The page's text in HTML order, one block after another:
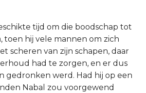
tijd om die boodschap tot
toen hij vele mannen om zich
scheren van zijn schapen, daar
had te zorgen, en er dus
gedronken werd. Had hij op een
Nabal zou voorgewend